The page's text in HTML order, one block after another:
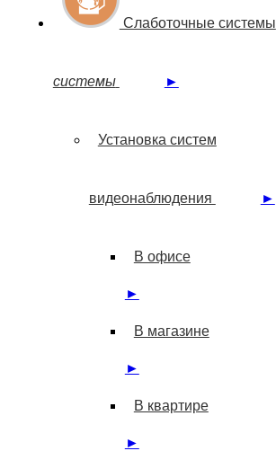
Слаботочные системы
системы ►
Установка систем
видеонаблюдения ►
В офисе
►
В магазине
►
В квартире
►